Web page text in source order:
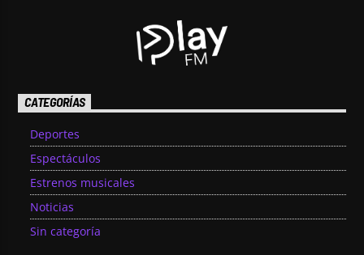
CATEGORÍAS
Deportes
Espectáculos
Estrenos musicales
Noticias
Sin categoría